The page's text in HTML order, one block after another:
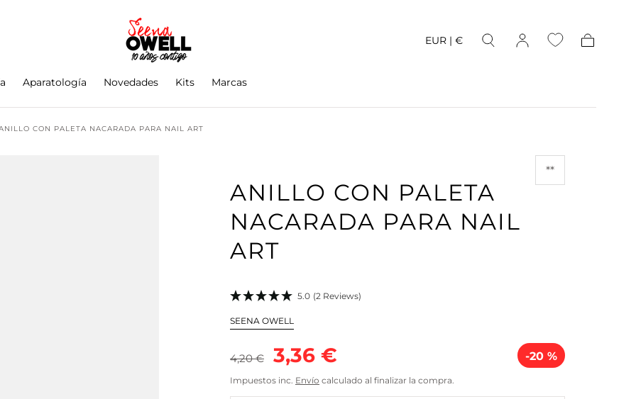
Aparatología Novedades Kits Marcas
EUR | €
CON PALETA NACARADA PARA NAIL ART
ANILLO CON PALETA
NACARADA PARA NAIL
ART
**
5.0 (2 Reviews)
SEENA OWELL
Precio
regular
4,20 €
Precio
de
3,36 € -20 %
Impuestos inc. Envío calculado al finalizar la compra.